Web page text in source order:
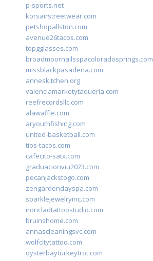
p-sports.net
korsairstreetwear.com
petshopallston.com
avenue26tacos.com
topgglasses.com
broadmoornailsspacoloradosprings.com
missblackpasadena.com
anneskitchen.org
valenciamarketytaqueria.com
reefrecordsllc.com
alawaffle.com
aryouthfishing.com
united-basketball.com
tios-tacos.com
cafecito-satx.com
graduacionviu2023.com
pecanjackstogo.com
zengardendayspa.com
sparklejewelryinc.com
ironcladtattoostudio.com
bruinshome.com
annascleaningsvc.com
wolfcitytattoo.com
oysterbayturkeytrot.com